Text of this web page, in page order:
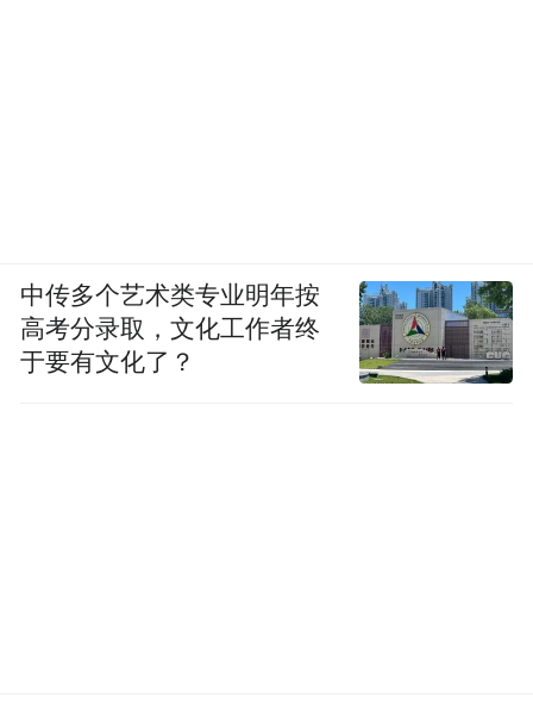
中传多个艺术类专业明年按
高考分录取，文化工作者终
于要有文化了？